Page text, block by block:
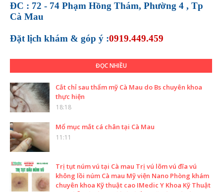
ĐC : 72 - 74 Phạm Hồng Thám, Phường 4 , Tp
Cà Mau
Đặt lịch khám & góp ý :0919.449.459
ĐỌC NHIỀU
Cắt chỉ sau thẩm mỹ Cà Mau do Bs chuyên khoa
thực hiện
18:18
Mổ mục mắt cá chân tại Cà Mau
11:11
Trị tụt núm vú tại Cà mau Trị vú lõm vú đĩa vú
không lồi núm Cà mau Mỹ viện Nano Phòng khám
chuyên khoa Kỹ thuật cao IMedic Y Khoa Kỹ Thuật